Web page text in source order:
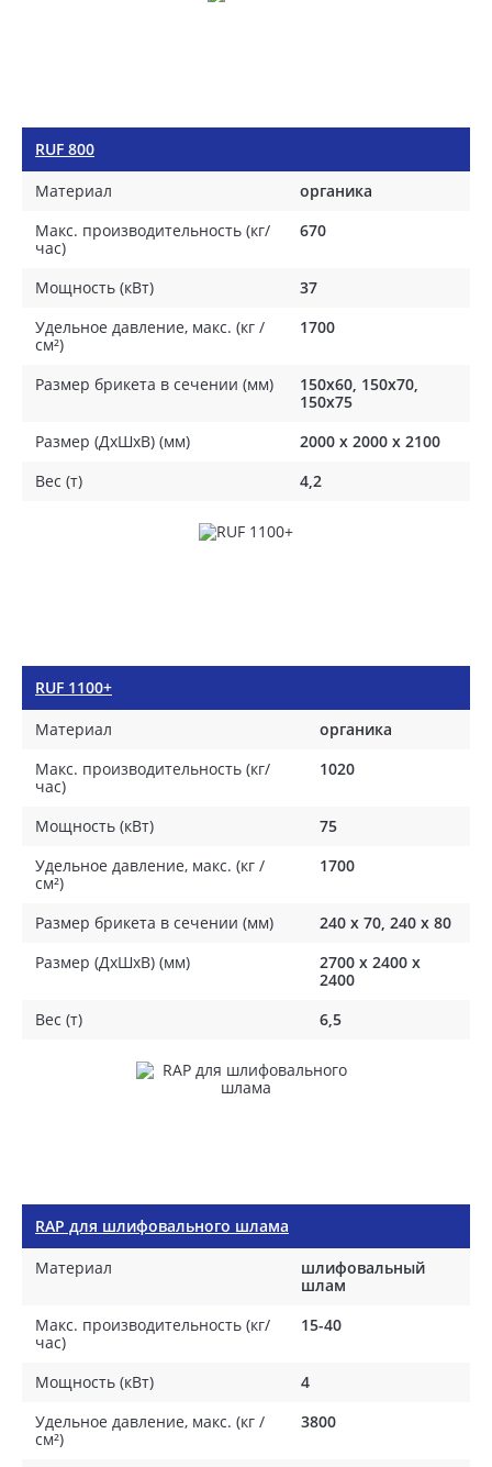
RUF 800
Материал
органика
Макс. производительность (кг/
час)
670
Мощность (кВт)
37
Удельное давление, макс. (кг /
см²)
1700
Размер брикета в сечении (мм)
150x60, 150x70,
150x75
Размер (ДхШхВ) (мм)
2000 х 2000 х 2100
Вес (т)
4,2
RUF 1100+
Материал
органика
Макс. производительность (кг/
час)
1020
Мощность (кВт)
75
Удельное давление, макс. (кг /
см²)
1700
Размер брикета в сечении (мм)
240 x 70, 240 x 80
Размер (ДхШхВ) (мм)
2700 х 2400 х
2400
Вес (т)
6,5
RAP для шлифовального шлама
Материал
шлифовальный
шлам
Макс. производительность (кг/
час)
15-40
Мощность (кВт)
4
Удельное давление, макс. (кг /
см²)
3800